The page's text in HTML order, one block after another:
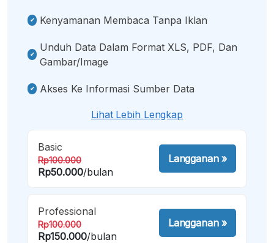
Kenyamanan Membaca Tanpa Iklan
Unduh Data Dalam Format XLS, PDF, Dan
Gambar/image
Akses Ke Informasi Sumber Data
Lihat Lebih Lengkap
Basic
Rp100.000
Rp50.000/bulan
Langganan»
Professional
Rp100.000
Rp150.000/bulan
Langganan»